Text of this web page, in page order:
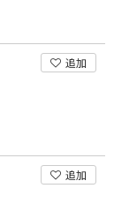
追加
追加